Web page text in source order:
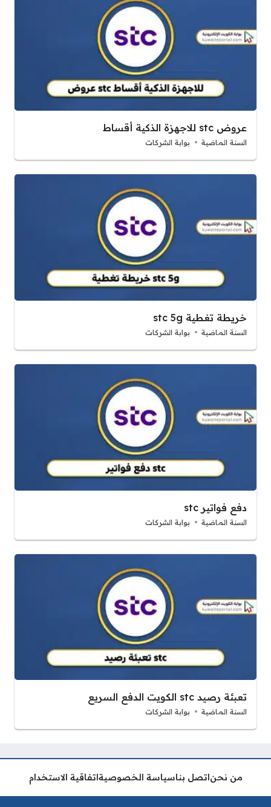
عروض stc للاجهزة الذكية أقساط
السنة الماضية بوابة الشركات
خريطة تغطية stc 5g
السنة الماضية بوابة الشركات
دفع فواتير stc
السنة الماضية بوابة الشركات
تعبئة رصيد stc الكويت الدفع السريع
السنة الماضية بوابة الشركات
من نحن اتصل بناسياسة الخصوصية اتفاقية الاستخدام